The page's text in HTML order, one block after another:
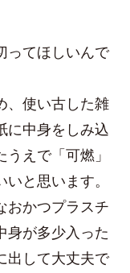
ってほしいんで
、使い古した雑
に中身をしみ込
えで「可燃」
と思います。
おかつプラスチ
身が多少入った
出して大丈夫で